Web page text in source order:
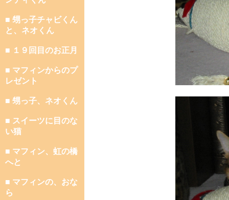
■ 甥っ子チャビくん
と、ネオくん
■ １９回目のお正月
■ マフィンからのプ
レゼント
■ 甥っ子、ネオくん
■ スイーツに目のな
い猫
■ マフィン、虹の橋
へと
■ マフィンの、おな
ら